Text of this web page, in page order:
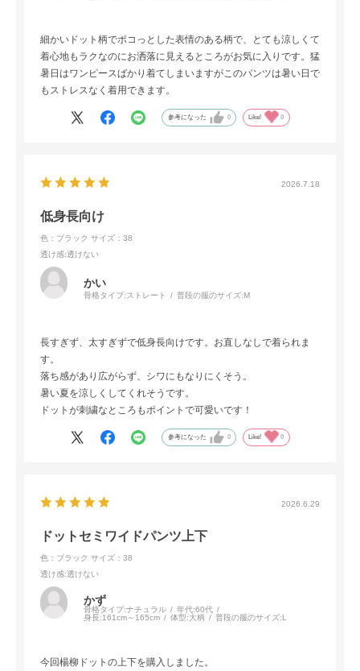
細かいドット柄でポコっとした表情のある柄で、とても涼しくて
着心地もラクなのにお洒落に見えるところがお気に入りです。猛
暑日はワンピースばかり着てしまいますがこのパンツは暑い日で
もストレスなく着用できます。
参考になった 0 Like! 0
2026.7.18
低身長向け
色：ブラック サイズ：38
透け感:透けない
かい
骨格タイプ: ストレート 普段の服のサイズ:M
長すぎず、太すぎずで低身長向けです。お直しなしで着られま
す。
落ち感があり広がらず、シワにもなりにくそう。
暑い夏を涼しくしてくれそうです。
ドットが刺繍なところもポイントで可愛いです！
参考になった 0 Like! 0
2026.6.29
ドットセミワイドパンツ上下
色：ブラック サイズ：38
透け感:透けない
かず
骨格タイプ:ナチュラル 年代:60代
身長:161cm～165cm 体型:大柄 普段の服のサイズ:L
今回楊柳ドットの上下を購入しました。